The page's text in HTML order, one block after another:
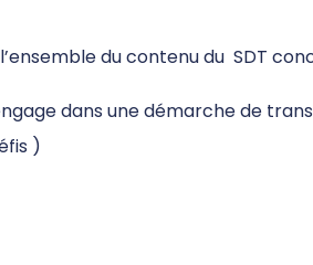
du contenu du SDT
dans une démarche de
)